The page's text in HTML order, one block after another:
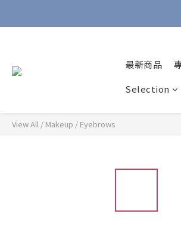
最新商品
Selection
View All / Makeup / Eyebrows